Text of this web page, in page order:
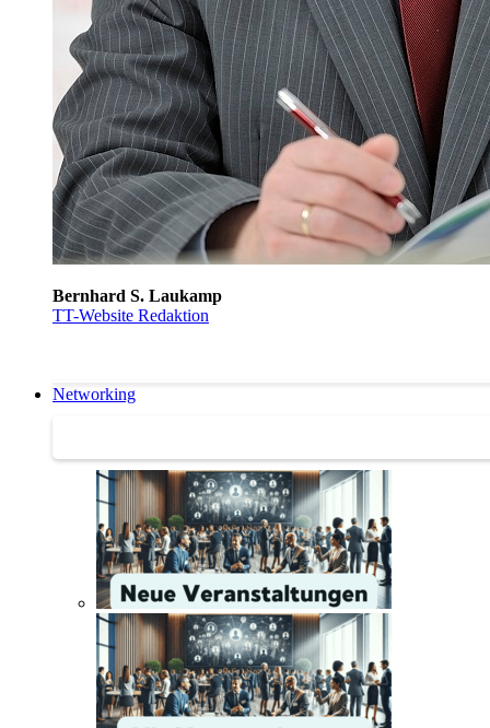
Bernhard S. Laukamp
TT-Website Redaktion
Networking